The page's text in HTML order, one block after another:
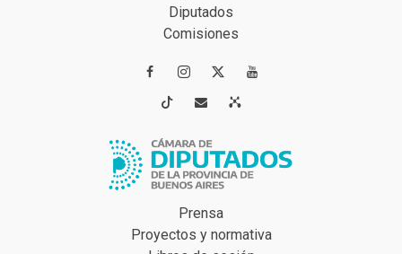
Diputados
Comisiones
 
 
Prensa
Proyectos y normativa